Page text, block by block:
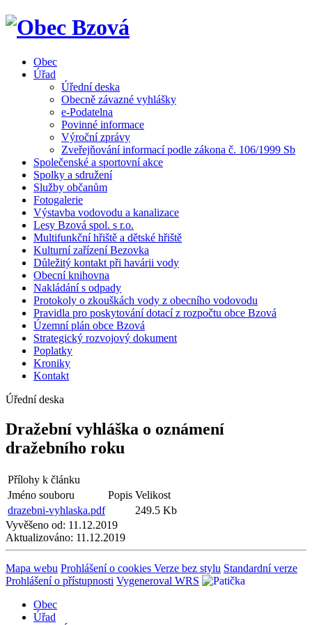
Obec
Úřad
Úřední deska
Obecně závazné vyhlášky
e-Podatelna
Povinné informace
Výroční zprávy
Zveřejňování informací podle zákona č. 106/1999 Sb
Společenské a sportovní akce
Spolky a sdružení
Služby občanům
Fotogalerie
Výstavba vodovodu a kanalizace
Lesy Bzová spol. s r.o.
Multifunkční hřiště a dětské hřiště
Kulturní zařízení Bezovka
Důležitý kontakt při havárii vody
Obecní knihovna
Nakládání s odpady
Protokoly o zkouškách vody z obecního vodovodu
Pravidla pro poskytování dotací z rozpočtu obce Bzová
Územní plán obce Bzová
Strategický rozvojový dokument
Poplatky
Kroniky
Kontakt
Úřední deska
Dražební vyhláška o oznámení
dražebního roku
Přílohy k článku
Jméno souboru
Popis Velikost
drazebni-vyhlaska.pdf
249.5 Kb
Vyvěšeno od: 11.12.2019
Aktualizováno: 11.12.2019
Mapa webu Prohlášení o cookies Verze bez stylu Standardní verze
Prohlášení o přístupnosti Vygeneroval WRS
Obec
Úřad